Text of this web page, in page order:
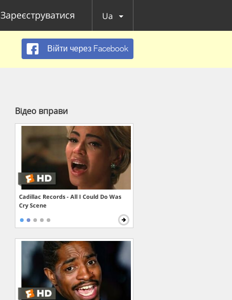
Зареєструватися Ua
Війти через Facebook
Відео вправи
Cadillac Records - All I Could Do Was
Cry Scene